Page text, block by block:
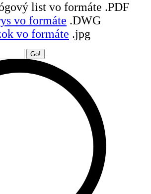
list vo formáte .PDF
vo formáte .DWG
vo formáte .jpg